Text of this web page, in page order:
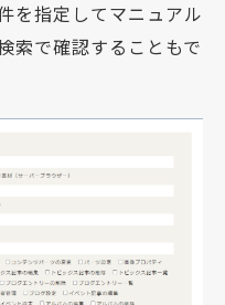
を指定してマニュアル
索で確認することもで